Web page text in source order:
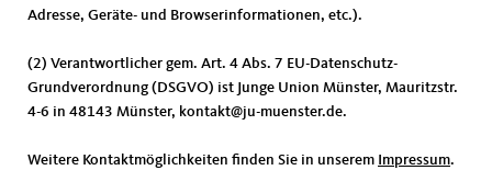
Adresse, Geräte- und Browserinformationen, etc.).
(2) Verantwortlicher gem. Art. 4 Abs. 7 EU-Datenschutz-
Grundverordnung (DSGVO) ist Junge Union Münster, Mauritzstr.
4-6 in 48143 Münster, kontakt@ju-muenster.de.
Weitere Kontaktmöglichkeiten finden Sie in unserem Impressum.